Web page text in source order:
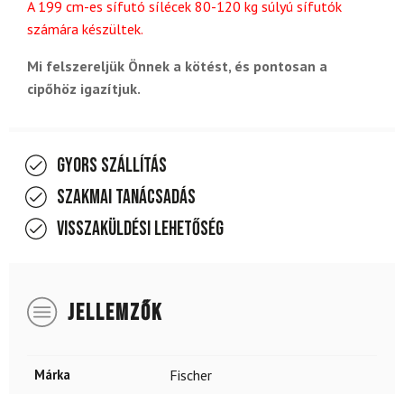
A 199 cm-es sífutó sílécek 80-120 kg súlyú sífutók
számára készültek.
Mi felszereljük Önnek a kötést, és pontosan a
cipőhöz igazítjuk.
Gyors szállítás
Szakmai tanácsadás
Visszaküldési lehetőség
JELLEMZŐK
Márka Fischer